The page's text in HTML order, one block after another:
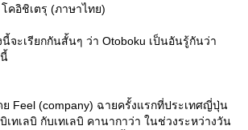
คอิชิเตรุ (ภาษาไทย)
จะเรียกกันสั้นๆ ว่า Otoboku เป็นอันรู้กันว่า
ย Feel (company) ฉายครั้งแรกที่ประเทศญี่ปุ่น
ทเลบิ กับเทเลบิ คานากาว่า ในช่วงระหว่างวัน